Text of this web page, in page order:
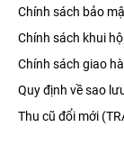
Chính sách bảo
Chính sách khui
Chính sách giao
Quy định về sao
Thu cũ đổi mới